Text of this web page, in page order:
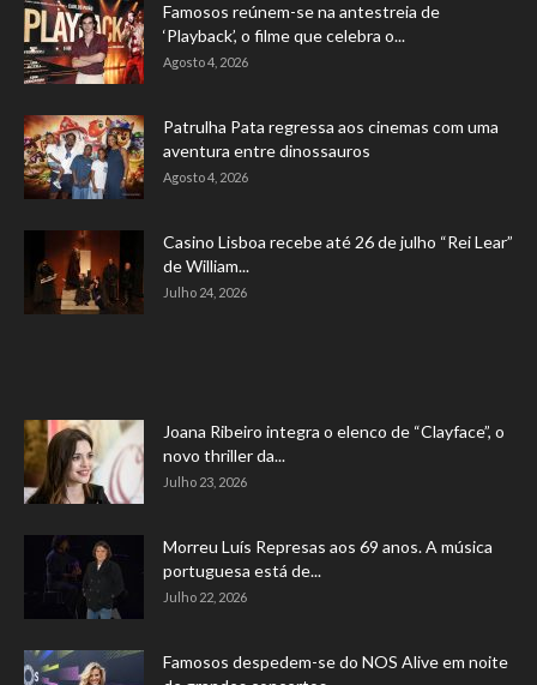
Famosos reúnem-se na antestreia de
‘Playback’, o filme que celebra o...
Agosto 4, 2026
Patrulha Pata regressa aos cinemas com uma
aventura entre dinossauros
Agosto 4, 2026
Casino Lisboa recebe até 26 de julho “Rei Lear”
de William...
Julho 24, 2026
Joana Ribeiro integra o elenco de “Clayface”, o
novo thriller da...
Julho 23, 2026
Morreu Luís Represas aos 69 anos. A música
portuguesa está de...
Julho 22, 2026
Famosos despedem-se do NOS Alive em noite